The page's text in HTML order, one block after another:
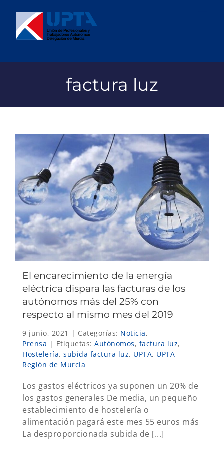
contenido
factura luz
El encarecimiento de la energía
eléctrica dispara las facturas de los
autónomos más del 25% con
respecto al mismo mes del 2019
9 junio, 2021 | Categorías: Noticia,
Prensa | Etiquetas: Autónomos, factura luz,
Hostelería, subida factura luz, UPTA, UPTA
Región de Murcia
Los gastos eléctricos ya suponen un 20% de
los gastos generales De media, un pequeño
establecimiento de hostelería o
alimentación pagará este mes 55 euros más
La desproporcionada subida de [...]